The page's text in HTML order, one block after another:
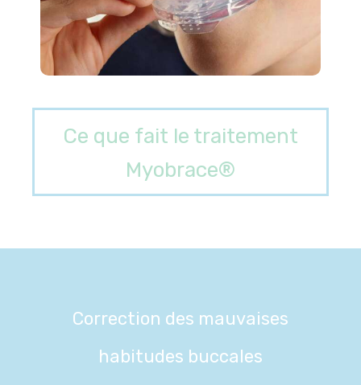
Ce que fait le traitement
Myobrace®
Correction des mauvaises
habitudes buccales